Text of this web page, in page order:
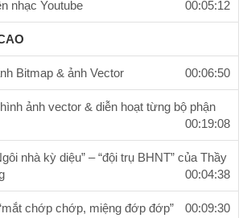
nhạc Youtube 00:05:12
Bitmap & ảnh Vector 00:06:50
ảnh vector & diễn hoạt từng bộ phận
00:19:08
nhà kỳ diệu” – “đội trụ BHNT” của Thầy
00:04:38
chớp chớp, miệng đớp đớp” 00:09:30